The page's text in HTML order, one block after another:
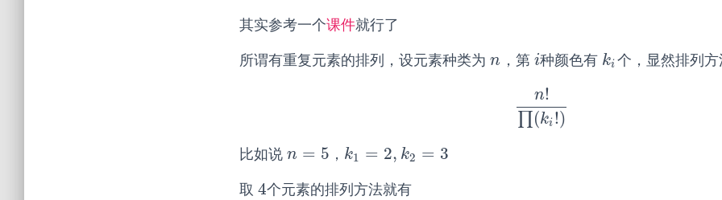
其实参考一个课件就行了
所谓有重复元素的排列，设元素种类为 n
n ，第 i
i种颜色有 ki
ki 个，显然排列
n!
∏(ki !)
n!∏(ki!)
比如说 n = 5
n=5 ， k1 = 2, k2 = 3
k1 =2 k2 =3
取 4
4个元素的排列方法就有